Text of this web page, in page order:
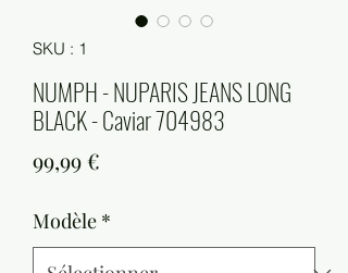
SKU : 1
NUMPH - NUPARIS JEANS LONG
BLACK - Caviar 704983
99,99 €
Modèle *